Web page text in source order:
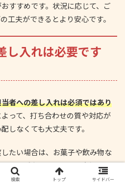
すすめです。状況に応じて、ご
工夫ができるとより安心です。
し入れは必要です
者への差し入れは必須ではあり
って、打ち合わせの質や対応が
しなくても大丈夫です。
たい場合は、お菓子や飲み物な
ものが良いでしょう。高価な品
わせてしまう可能性があります。
検索 トップ サイドバー